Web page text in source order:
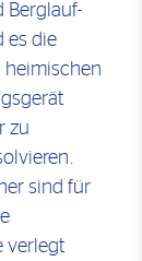
Berglauf-
es die
heimischen
zu
sind für
verlegt